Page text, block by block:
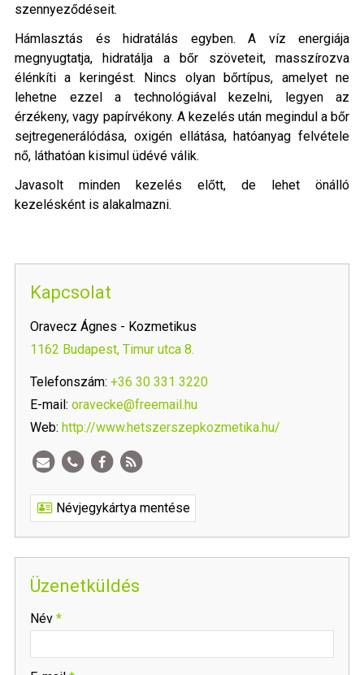
szennyeződéseit.
Hámlasztás és hidratálás egyben. A víz energiája
megnyugtatja, hidratálja a bőr szöveteit, masszírozva
élénkíti a keringést. Nincs olyan bőrtípus, amelyet ne
lehetne ezzel a technológiával kezelni, legyen az
érzékeny, vagy papírvékony. A kezelés után megindul a bőr
sejtregenerálódása, oxigén ellátása, hatóanyag felvétele
nő, láthatóan kisimul üdévé válik.
Javasolt minden kezelés előtt, de lehet önálló
kezelésként is alakalmazni.
Kapcsolat
Oravecz Ágnes - Kozmetikus
1162 Budapest, Timur utca 8.
Telefonszám: +36 30 331 3220
E-mail: oravecke@freemail.hu
Web: http://www.hetszerszepkozmetika.hu/
Névjegykártya mentése
Üzenetküldés
Név *